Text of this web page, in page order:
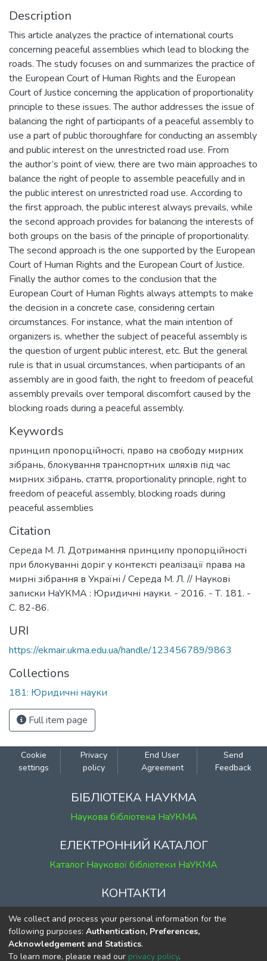
Description
This article analyzes the practice of international courts
concerning peaceful assemblies which lead to blocking the
roads. The study focuses on and summarizes the practice of
the European Court of Human Rights and the European
Court of Justice concerning the application of proportionality
principle to these issues. The author addresses the issue of
balancing the right of participants of a peaceful assembly to
use a part of public thoroughfare for conducting an assembly
and public interest on the unrestricted road use. From
the author’s point of view, there are two main approaches to
balance the right of people to assemble peacefully and in
the public interest on unrestricted road use. According to
the first approach, the public interest always prevails, while
the second approach provides for balancing the interests of
both groups on the basis of the principle of proportionality.
The second approach is the one supported by the European
Court of Human Rights and the European Court of Justice.
Finally the author comes to the conclusion that the
European Court of Human Rights always attempts to make
the decision in a concrete case, considering certain
circumstances. For instance, what the main intention of
organizers is, whether the subject of peaceful assembly is
the question of urgent public interest, etc. But the general
rule is that in usual circumstances, when participants of an
assembly are in good faith, the right to freedom of peaceful
assembly prevails over temporal discomfort caused by the
blocking roads during a peaceful assembly.
Keywords
принцип пропорційності, право на свободу мирних
зібрань, блокування транспортних шляхів під час
мирних зібрань, стаття, proportionality principle, right to
freedom of peaceful assembly, blocking roads during
peaceful assemblies
Citation
Середа М. Л. Дотримання принципу пропорційності
при блокуванні доріг у контексті реалізації права на
мирні зібрання в Україні / Середа М. Л. // Наукові
записки НаУКМА : Юридичні науки. - 2016. - Т. 181. -
С. 82-86.
URI
https://ekmair.ukma.edu.ua/handle/123456789/9863
Collections
181: Юридичні науки
Full item page
Cookie
settings
Privacy
policy
End User
Agreement
Send
Feedback
БІБЛІОТЕКА НАУКМА
Наукова бібліотека НаУКМА
ЕЛЕКТРОННИЙ КАТАЛОГ
Каталог Наукової бібліотеки НаУКМА
КОНТАКТИ
м. Київ, вул. Григорія Сковороди, 2
к. 1, к. 120
тел. (044) 463-69-31
We collect and process your personal information for the
following purposes: Authentication, Preferences,
Acknowledgement and Statistics.
To learn more, please read our privacy policy.